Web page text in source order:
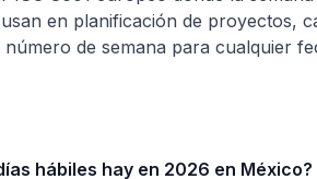
en planificación de proyectos,
número de semana para cualquier
hábiles hay en 2026 en México?